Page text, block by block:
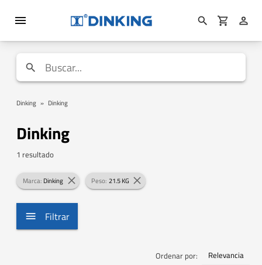
Dinking » Dinking
Dinking
1 resultado
Marca: Dinking Peso: 21.5 KG
Filtrar
Ordenar por: Relevancia